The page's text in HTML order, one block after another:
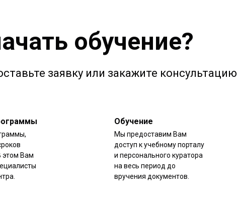
обучение?
заявку или закажите консультацию
этом Вам
Обучение
Мы предоставим Вам
доступ к учебному порталу
и персонального куратора
на весь период до
вручения документов.